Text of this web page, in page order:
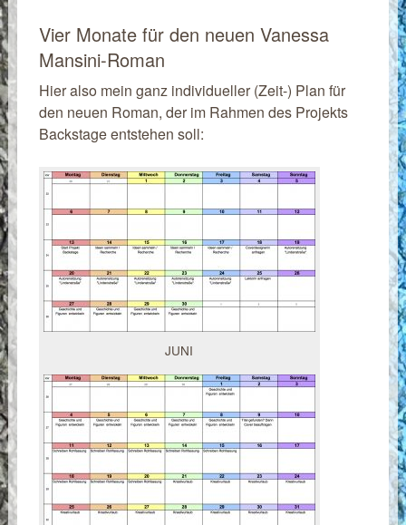
Vier Monate für den neuen Vanessa
Mansini-Roman
Hier also mein ganz individueller (Zeit-) Plan für
den neuen Roman, der im Rahmen des Projekts
Backstage entstehen soll:
JUNI